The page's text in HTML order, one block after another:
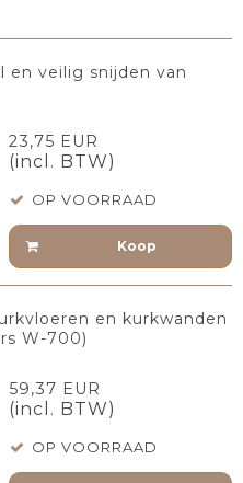
en veilig snijden van
23,75 EUR
(incl. BTW)
OP VOORRAAD
Koop
en kurkwanden
W-700)
59,37 EUR
(incl. BTW)
OP VOORRAAD